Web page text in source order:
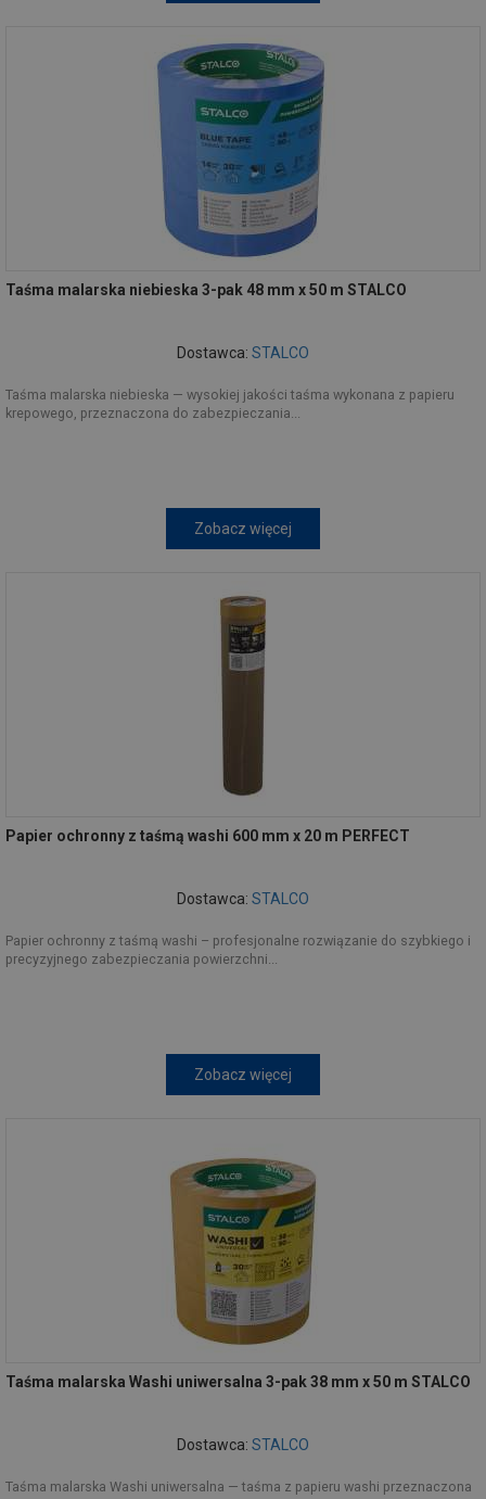
Taśma malarska niebieska 3-pak 48 mm x 50 m STALCO
Dostawca: STALCO
Taśma malarska niebieska — wysokiej jakości taśma wykonana z papieru
krepowego, przeznaczona do zabezpieczania...
Zobacz więcej
Papier ochronny z taśmą washi 600 mm x 20 m PERFECT
Dostawca: STALCO
Papier ochronny z taśmą washi – profesjonalne rozwiązanie do szybkiego i
precyzyjnego zabezpieczania powierzchni...
Zobacz więcej
Taśma malarska Washi uniwersalna 3-pak 38 mm x 50 m STALCO
Dostawca: STALCO
Taśma malarska Washi uniwersalna — taśma z papieru washi przeznaczona